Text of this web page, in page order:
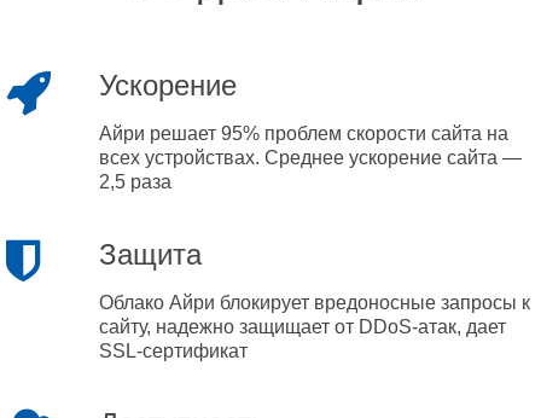
Ускорение
Айри решает 95% проблем скорости сайта на
всех устройствах. Среднее ускорение сайта —
2,5 раза
Защита
Облако Айри блокирует вредоносные запросы к
сайту, надежно защищает от DDoS-атак, дает
SSL-сертификат